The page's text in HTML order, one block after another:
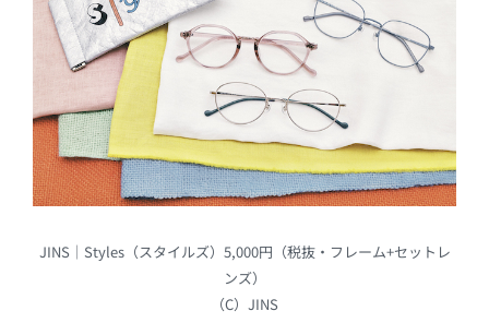
JINS｜Styles（スタイルズ）5,000円（税抜・フレーム+セットレ
ンズ）
（C）JINS